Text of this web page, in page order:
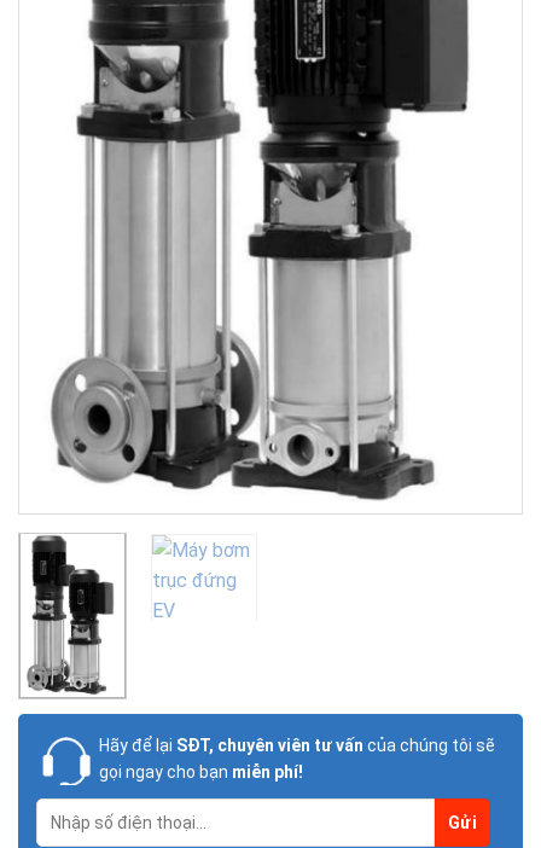
Hãy để lại SĐT, chuyên viên tư vấn của chúng tôi sẽ
gọi ngay cho bạn miễn phí!